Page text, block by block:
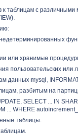
к таблицам с
или хранимые
пользовательских или
данных mysql,
разбитым на
SELECT ... IN
... WHERE
таблицы.